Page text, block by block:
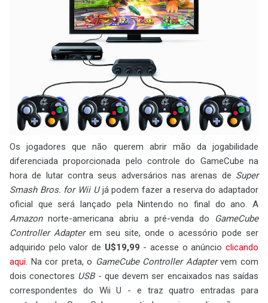
Os jogadores que não querem abrir mão da jogabilidade
diferenciada proporcionada pelo controle do GameCube na
hora de lutar contra seus adversários nas arenas de Super
Smash Bros. for Wii Ujá podem fazer a reserva do adaptador
oficial que será lançado pela Nintendo no final do ano. A
Amazonnorte-americana abriu a pré-venda do
GameCube
Controller Adapterem seu site, onde o acessório pode ser
adquirido pelo valor de U$19,99 - acesse o anúncioclicando
aqui. Na cor preta, o GameCube Controller Adaptervem com
dois conectores USB- que devem ser encaixados nas saídas
correspondentes do Wii U - e traz quatro entradas para